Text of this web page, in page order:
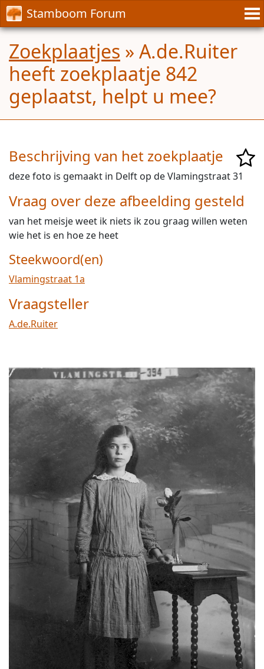
Stamboom Forum
Zoekplaatjes » A.de.Ruiter
heeft zoekplaatje 842
geplaatst, helpt u mee?
Beschrijving van het zoekplaatje
deze foto is gemaakt in Delft op de Vlamingstraat 31
Vraag over deze afbeelding gesteld
van het meisje weet ik niets ik zou graag willen weten
wie het is en hoe ze heet
Steekwoord(en)
Vlamingstraat 1a
Vraagsteller
A.de.Ruiter